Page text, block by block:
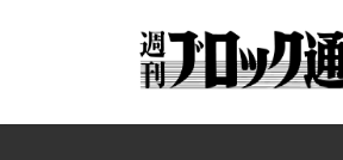
ツ
シ